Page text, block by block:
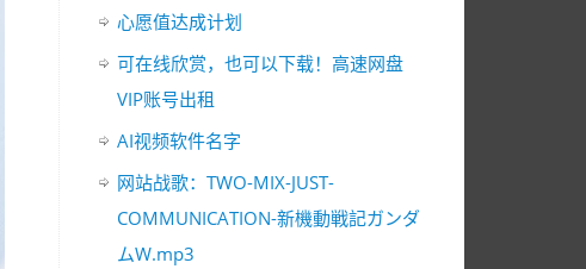
心愿值达成计划
可在线欣赏，也可以下载！高速网盘
VIP账号出租
AI视频软件名字
网站战歌：TWO-MIX-JUST-
COMMUNICATION-新機動戦記ガンダ
ムW.mp3